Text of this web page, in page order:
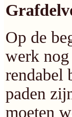
Op de
werk nog
rendabel
paden
moeten